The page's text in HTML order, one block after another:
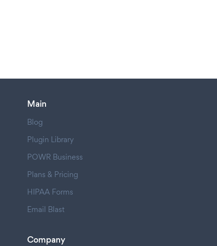
Main
Blog
Plugin Library
POWR Business
Plans & Pricing
HIPAA Forms
Email Blast
Company